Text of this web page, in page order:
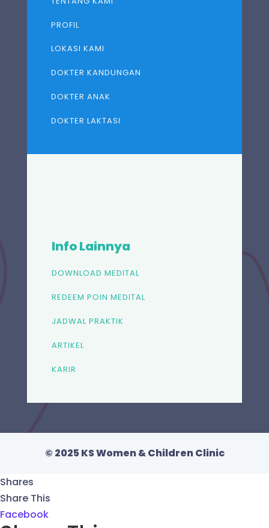
PROFIL
LOKASI KAMI
DOKTER KANDUNGAN
DOKTER ANAK
DOKTER LAKTASI
Info Lainnya
DOWNLOAD MEDITAL
REDEEM POIN MEDITAL
JADWAL PRAKTIK
ARTIKEL
KARIR
© 2025 KS Women & Children Clinic
Shares
Share This
Facebook